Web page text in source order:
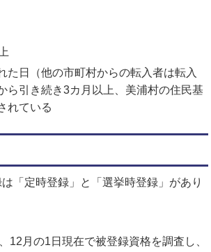
た日（他の市町村からの転入者は転入
ら引き続き3カ月以上、美浦村の住民基
れている
「定時登録」と「選挙時登録」があり
12月の1日現在で被登録資格を調査し、